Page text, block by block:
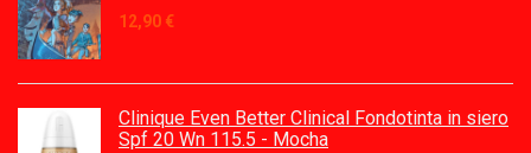
12,90 €
Clinique Even Better Clinical Fondotinta in siero
Spf 20 Wn 115.5 - Mocha